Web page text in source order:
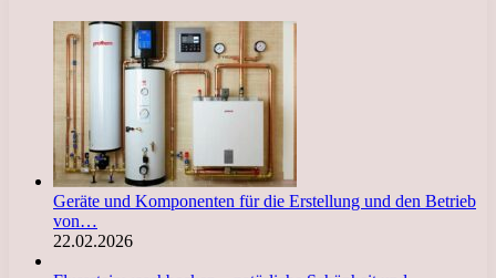
Geräte und Komponenten für die Erstellung und den Betrieb
von…
22.02.2026